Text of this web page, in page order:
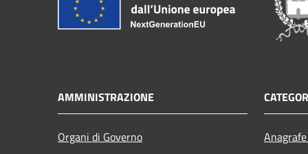
AMMINISTRAZIONE
Organi di Governo